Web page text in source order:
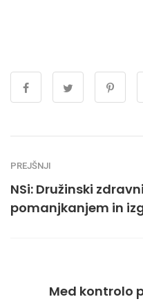
PREJŠNJI
NSi: Družinski
pomanjkanjem in
Med kontrolo